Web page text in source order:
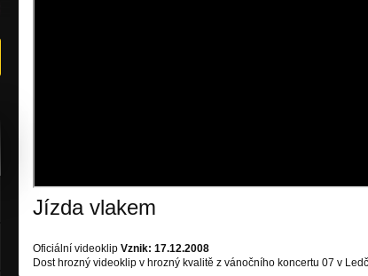
Jízda vlakem
Oficiální videoklip Vznik: 17.12.2008
Dost hrozný videoklip v hrozný kvalitě z vánočního koncertu 07 v